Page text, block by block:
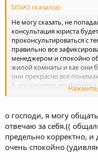
DSVAS сказал(а):
Не могу сказать, не
консультация юриста
проконсультироваться с
правильно все
менеджером и спокойно
жилой комнаты и как они
они прекрасно все
А что касается это
все вопросы касаемо
квартиру он, смотреть что
так...
о господи, я могу
отвечаю за себя.((
предельно корректно,
очень спокойно